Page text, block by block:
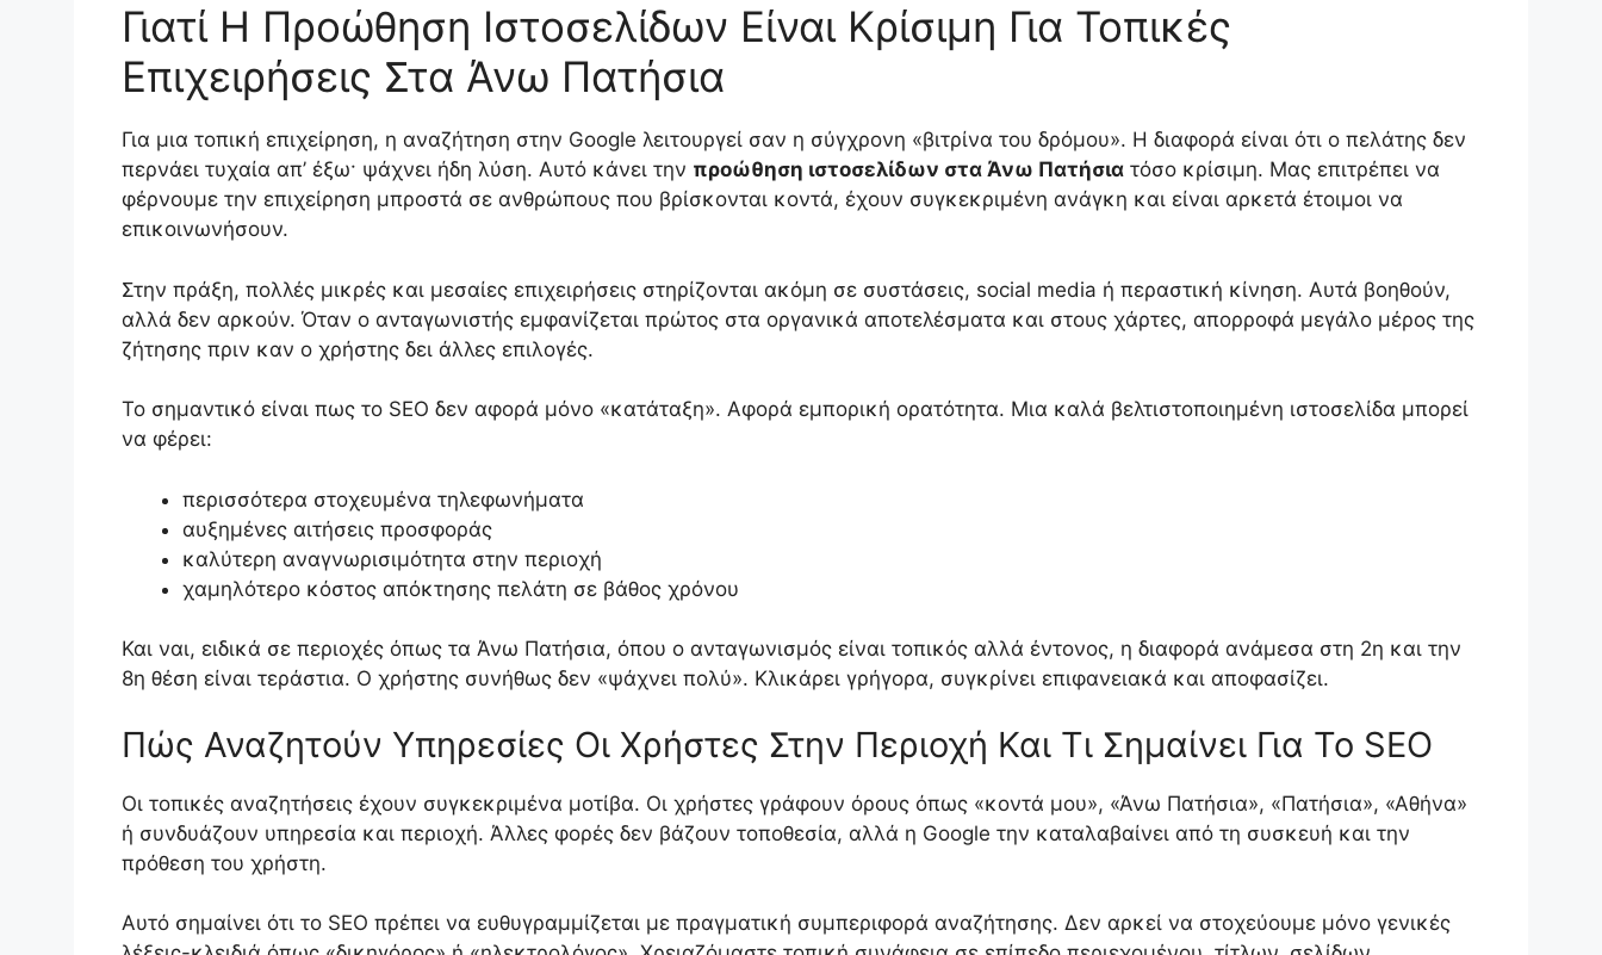
Γιατί Η Προώθηση Ιστοσελίδων Είναι Κρίσιμη Για Τοπικές
Επιχειρήσεις Στα Άνω Πατήσια
Για μια τοπική επιχείρηση, η αναζήτηση στην Google λειτουργεί σαν η σύγχρονη «βιτρίνα του δρόμου». Η διαφορά είναι ότι ο πελάτης δεν
περνάει τυχαία απ’ έξω· ψάχνει ήδη λύση. Αυτό κάνει την προώθηση ιστοσελίδων στα Άνω Πατήσια τόσο κρίσιμη. Μας επιτρέπει να
φέρνουμε την επιχείρηση μπροστά σε ανθρώπους που βρίσκονται κοντά, έχουν συγκεκριμένη ανάγκη και είναι αρκετά έτοιμοι να
επικοινωνήσουν.
Στην πράξη, πολλές μικρές και μεσαίες επιχειρήσεις στηρίζονται ακόμη σε συστάσεις, social media ή περαστική κίνηση. Αυτά βοηθούν,
αλλά δεν αρκούν. Όταν ο ανταγωνιστής εμφανίζεται πρώτος στα οργανικά αποτελέσματα και στους χάρτες, απορροφά μεγάλο μέρος της
ζήτησης πριν καν ο χρήστης δει άλλες επιλογές.
Το σημαντικό είναι πως το SEO δεν αφορά μόνο «κατάταξη». Αφορά εμπορική ορατότητα. Μια καλά βελτιστοποιημένη ιστοσελίδα μπορεί
να φέρει:
περισσότερα στοχευμένα τηλεφωνήματα
αυξημένες αιτήσεις προσφοράς
καλύτερη αναγνωρισιμότητα στην περιοχή
χαμηλότερο κόστος απόκτησης πελάτη σε βάθος χρόνου
Και ναι, ειδικά σε περιοχές όπως τα Άνω Πατήσια, όπου ο ανταγωνισμός είναι τοπικός αλλά έντονος, η διαφορά ανάμεσα στη 2η και την
8η θέση είναι τεράστια. Ο χρήστης συνήθως δεν «ψάχνει πολύ». Κλικάρει γρήγορα, συγκρίνει επιφανειακά και αποφασίζει.
Πώς Αναζητούν Υπηρεσίες Οι Χρήστες Στην Περιοχή Και Τι Σημαίνει Για Το SEO
Οι τοπικές αναζητήσεις έχουν συγκεκριμένα μοτίβα. Οι χρήστες γράφουν όρους όπως «κοντά μου», «Άνω Πατήσια», «Πατήσια», «Αθήνα»
ή συνδυάζουν υπηρεσία και περιοχή. Άλλες φορές δεν βάζουν τοποθεσία, αλλά η Google την καταλαβαίνει από τη συσκευή και την
πρόθεση του χρήστη.
Αυτό σημαίνει ότι το SEO πρέπει να ευθυγραμμίζεται με πραγματική συμπεριφορά αναζήτησης. Δεν αρκεί να στοχεύουμε μόνο γενικές